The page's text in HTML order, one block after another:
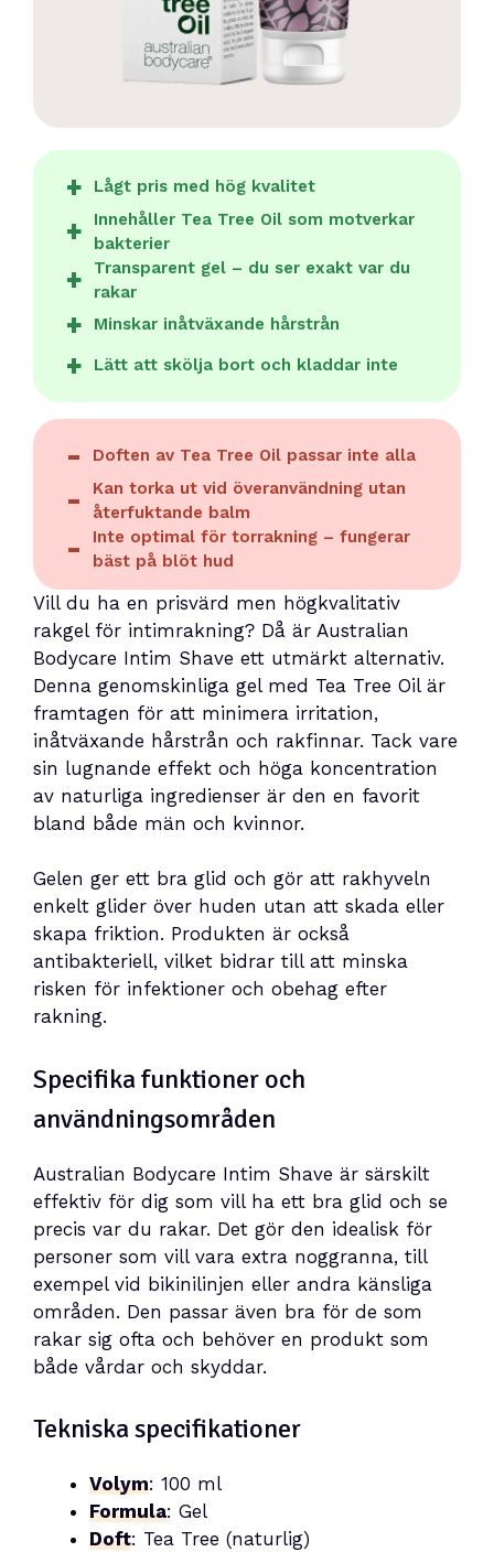
Lågt pris med hög kvalitet
Innehåller Tea Tree Oil som motverkar
bakterier
Transparent gel – du ser exakt var du
rakar
Minskar inåtväxande hårstrån
Lätt att skölja bort och kladdar inte
Doften av Tea Tree Oil passar inte alla
Kan torka ut vid överanvändning utan
återfuktande balm
Inte optimal för torrakning – fungerar
bäst på blöt hud
Vill du ha en prisvärd men högkvalitativ
rakgel för intimrakning? Då är Australian
Bodycare Intim Shave ett utmärkt alternativ.
Denna genomskinliga gel med Tea Tree Oil är
framtagen för att minimera irritation,
inåtväxande hårstrån och rakfinnar. Tack vare
sin lugnande effekt och höga koncentration
av naturliga ingredienser är den en favorit
bland både män och kvinnor.
Gelen ger ett bra glid och gör att rakhyveln
enkelt glider över huden utan att skada eller
skapa friktion. Produkten är också
antibakteriell, vilket bidrar till att minska
risken för infektioner och obehag efter
rakning.
Specifika funktioner och
användningsområden
Australian Bodycare Intim Shave är särskilt
effektiv för dig som vill ha ett bra glid och se
precis var du rakar. Det gör den idealisk för
personer som vill vara extra noggranna, till
exempel vid bikinilinjen eller andra känsliga
områden. Den passar även bra för de som
rakar sig ofta och behöver en produkt som
både vårdar och skyddar.
Tekniska specifikationer
Volym: 100 ml
Formula: Gel
Doft: Tea Tree (naturlig)